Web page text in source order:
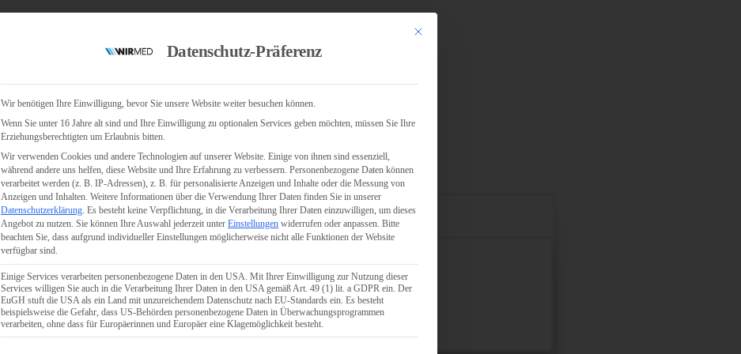
Mit diesem Button wird der Dialog geschlossen. Seine Funktionalität ist identisch mit
Datenschutz-Präferenz
Wir benötigen Ihre Einwilligung, bevor Sie unsere Website weiter besuchen können.
Wenn Sie unter 16 Jahre alt sind und Ihre Einwilligung zu optionalen Services geben möchten, müssen Sie Ihre
Erziehungsberechtigten um Erlaubnis bitten.
Wir verwenden Cookies und andere Technologien auf unserer Website. Einige von ihnen sind essenziell,
während andere uns helfen, diese Website und Ihre Erfahrung zu verbessern. Personenbezogene Daten können
verarbeitet werden (z. B. IP-Adressen), z. B. für personalisierte Anzeigen und Inhalte oder die Messung von
Anzeigen und Inhalten. Weitere Informationen über die Verwendung Ihrer Daten finden Sie in unserer
Datenschutzerklärung. Es besteht keine Verpflichtung, in die Verarbeitung Ihrer Daten einzuwilligen, um dieses
Angebot zu nutzen. Sie können Ihre Auswahl jederzeit unter Einstellungen widerrufen oder anpassen. Bitte
beachten Sie, dass aufgrund individueller Einstellungen möglicherweise nicht alle Funktionen der Website
verfügbar sind.
Einige Services verarbeiten personenbezogene Daten in den USA. Mit Ihrer Einwilligung zur Nutzung dieser
Services willigen Sie auch in die Verarbeitung Ihrer Daten in den USA gemäß Art. 49 (1) lit. a GDPR ein. Der
EuGH stuft die USA als ein Land mit unzureichendem Datenschutz nach EU-Standards ein. Es besteht
beispielsweise die Gefahr, dass US-Behörden personenbezogene Daten in Überwachungsprogrammen
verarbeiten, ohne dass für Europäerinnen und Europäer eine Klagemöglichkeit besteht.